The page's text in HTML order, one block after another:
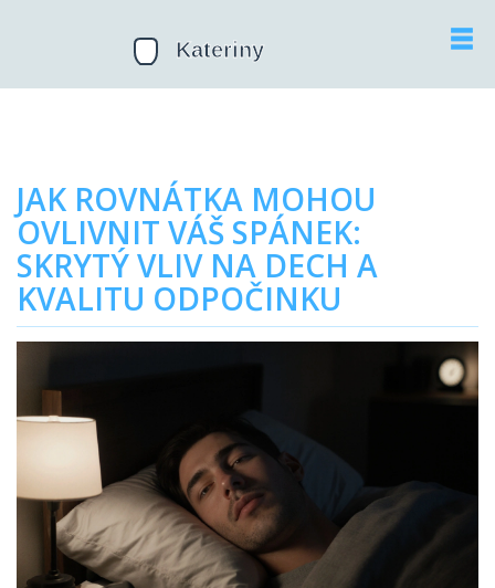
JAK ROVNÁTKA MOHOU
OVLIVNIT VÁŠ SPÁNEK:
SKRYTÝ VLIV NA DECH A
KVALITU ODPOČINKU